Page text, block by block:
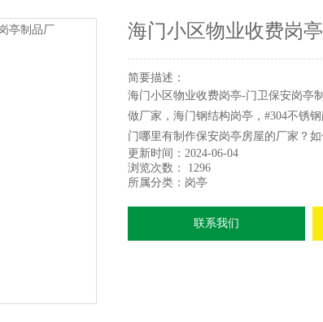
海门小区物业收费岗
简要描述：
海门小区物业收费岗亭-门卫保安岗亭
做厂家，海门钢结构岗亭，#304不锈
门哪里有制作保安岗亭房屋的厂家？
更新时间： 2024-06-04
浏览次数：
1296
所属分类： 岗亭
联系我们